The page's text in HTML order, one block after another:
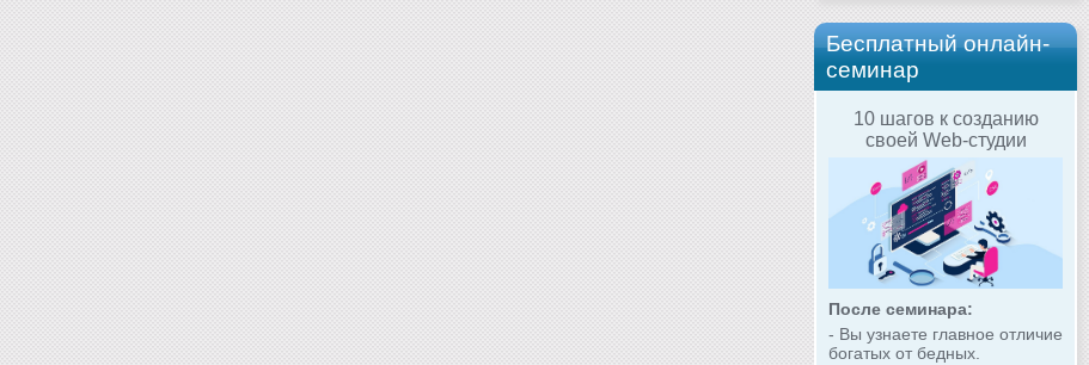
Бесплатный онлайн-
семинар
10 шагов к созданию
своей Web-студии
После семинара:
- Вы узнаете главное отличие
богатых от бедных.